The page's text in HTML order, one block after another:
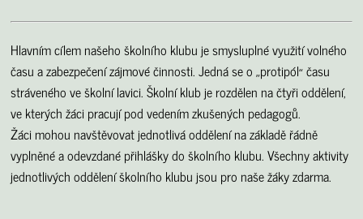
Hlavním cílem našeho školního klubu je smysluplné využití volného
času a zabezpečení zájmové činnosti. Jedná se o„protipól“ času
stráveného ve školní lavici. Školní klub je rozdělen na čtyři oddělení,
ve kterých žáci pracují pod vedením zkušených pedagogů.
Žáci mohou navštěvovat jednotlivá oddělení na základě řádně
vyplněné a odevzdané přihlášky do školního klubu. Všechny aktivity
jednotlivých oddělení školního klubu jsou pro naše žáky zdarma.